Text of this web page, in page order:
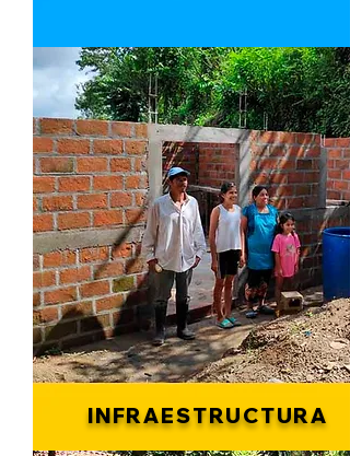
INFRAESTRUCTURA